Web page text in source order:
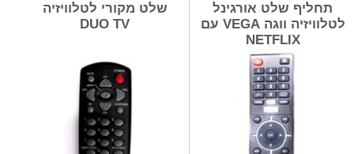
תחליף שלט אורגינל
לטלוויזיה ווגה VEGA עם
NETFLIX
שלט מקורי לטלוויזיה
DUO TV